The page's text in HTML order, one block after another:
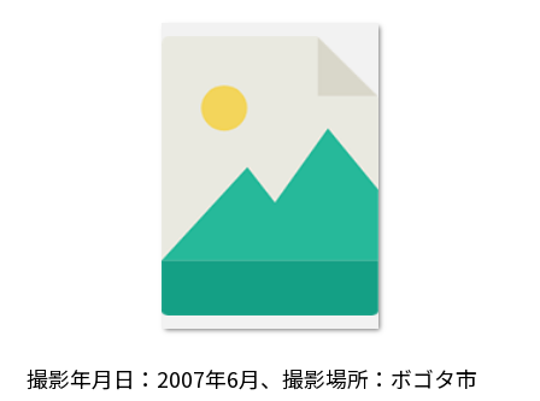
撮影年月日：2007年6月、撮影場所：ボゴタ市